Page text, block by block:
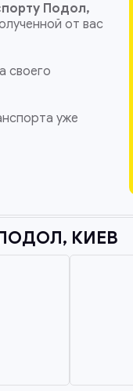
Подол,
от вас
своего
уже
КИЕВ​